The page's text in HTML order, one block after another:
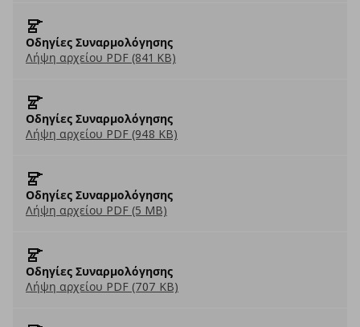
Οδηγίες Συναρμολόγησης
Λήψη αρχείου PDF (841 KB)
Οδηγίες Συναρμολόγησης
Λήψη αρχείου PDF (948 KB)
Οδηγίες Συναρμολόγησης
Λήψη αρχείου PDF (5 MB)
Οδηγίες Συναρμολόγησης
Λήψη αρχείου PDF (707 KB)